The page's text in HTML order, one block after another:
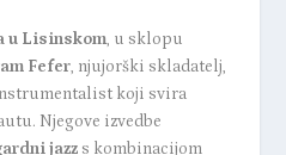
u Lisinskom, u sklopu
Fefer, njujorški skladatelj,
koji svira
Njegove izvedbe
jazzs kombinacijom